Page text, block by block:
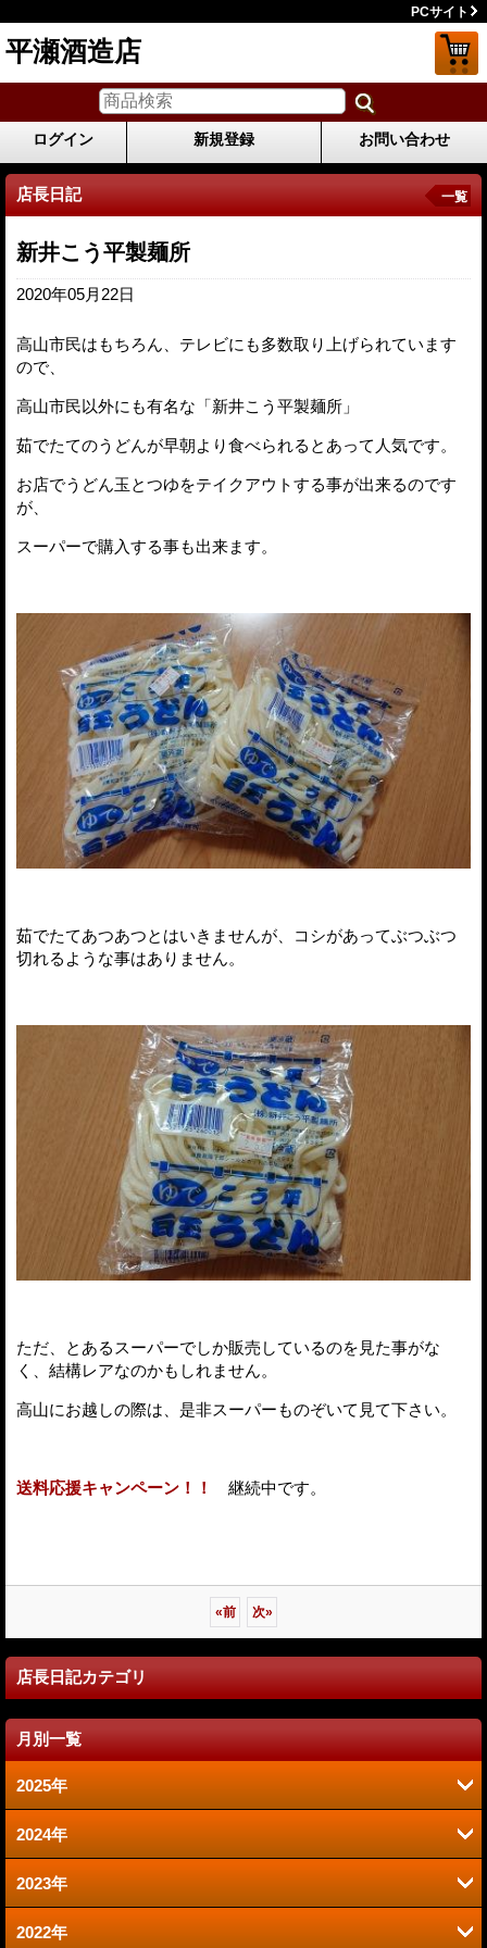
PCサイト
平瀬酒造店
ログイン 新規登録 お問い合わせ
店長日記 一覧
新井こう平製麺所
2020年05月22日
高山市民はもちろん、テレビにも多数取り上げられています
ので、
高山市民以外にも有名な「新井こう平製麺所」
茹でたてのうどんが早朝より食べられるとあって人気です。
お店でうどん玉とつゆをテイクアウトする事が出来るのです
が、
スーパーで購入する事も出来ます。
茹でたてあつあつとはいきませんが、コシがあってぶつぶつ
切れるような事はありません。
ただ、とあるスーパーでしか販売しているのを見た事がな
く、結構レアなのかもしれません。
高山にお越しの際は、是非スーパーものぞいて見て下さい。
送料応援キャンペーン！！ 継続中です。
«前 次»
店長日記カテゴリ
月別一覧
2025年
6月 (2)
1月 (1)
2024年
9月 (2)
8月 (2)
2023年
6月 (1)
2022年